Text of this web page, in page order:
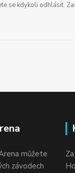
se kdykoli odhlásit.
můžete
závodech